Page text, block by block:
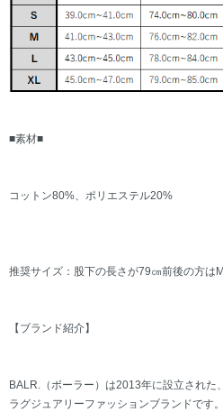
■素材■
コットン80%、ポリエステル20%
推奨サイズ：股下の長さが79㎝前後の方は
【ブランド紹介】
BALR.（ボーラー）は2013年に設立された、
ラグジュアリーファッションブランドです。